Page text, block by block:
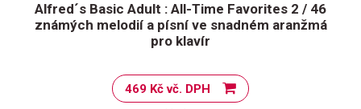
Alfred´s Basic Adult : All-Time Favorites 2 / 46
známých melodií a písní ve snadném aranžmá
pro klavír
469 Kč vč. DPH